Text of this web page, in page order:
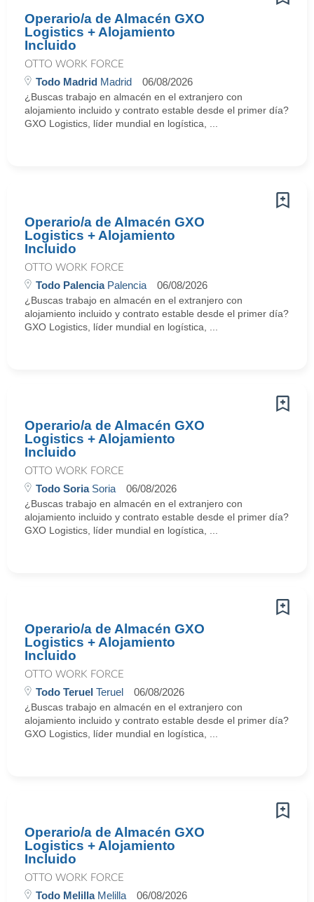
Operario/a de Almacén GXO
Logistics + Alojamiento
Incluido
OTTO WORK FORCE
Todo Madrid Madrid 06/08/2026
¿Buscas trabajo en almacén en el extranjero con
alojamiento incluido y contrato estable desde el primer día?
GXO Logistics, líder mundial en logística, ...
Operario/a de Almacén GXO
Logistics + Alojamiento
Incluido
OTTO WORK FORCE
Todo PalenciaPalencia 06/08/2026
¿Buscas trabajo en almacén en el extranjero con
alojamiento incluido y contrato estable desde el primer día?
GXO Logistics, líder mundial en logística, ...
Operario/a de Almacén GXO
Logistics + Alojamiento
Incluido
OTTO WORK FORCE
Todo SoriaSoria 06/08/2026
¿Buscas trabajo en almacén en el extranjero con
alojamiento incluido y contrato estable desde el primer día?
GXO Logistics, líder mundial en logística, ...
Operario/a de Almacén GXO
Logistics + Alojamiento
Incluido
OTTO WORK FORCE
Todo Teruel Teruel 06/08/2026
¿Buscas trabajo en almacén en el extranjero con
alojamiento incluido y contrato estable desde el primer día?
GXO Logistics, líder mundial en logística, ...
Operario/a de Almacén GXO
Logistics + Alojamiento
Incluido
OTTO WORK FORCE
Todo MelillaMelilla 06/08/2026